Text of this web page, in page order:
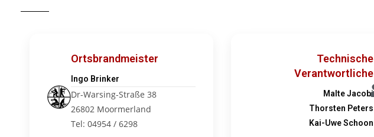
Ortsbrandmeister
Ingo Brinker
Dr-Warsing-Straße 38
26802 Moormerland
Tel: 04954 / 6298
Technische
Verantwortliche
Malte Jacobi
Thorsten Peters
Kai-Uwe Schoon